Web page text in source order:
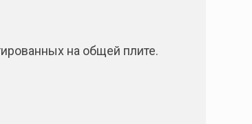
на общей плите.